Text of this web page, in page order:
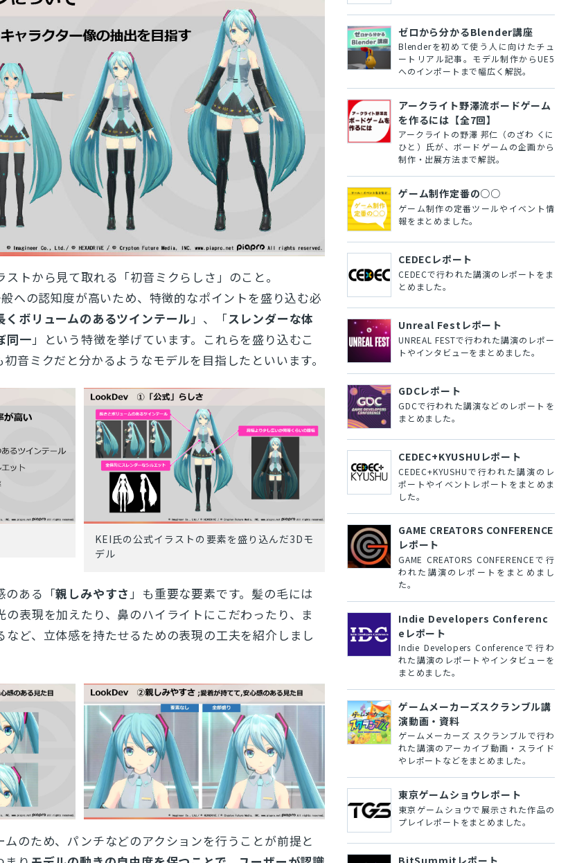
ストから見て取れる「初音ミクらしさ」のこと。
への認知度が高いため、特徴的なポイントを盛り込む必
くボリュームのあるツインテール」、「スレンダーな体
同一」という特徴を挙げています。これらを盛り込むこ
音ミクだと分かるようなモデルを目指したといいます。
KEI氏の公式イラストの要素を盛り込んだ3Dモ
デル
のある「親しみやすさ」も重要な要素です。髪の毛には
表現を加えたり、鼻のハイライトにこだわったり、ま
ど、立体感を持たせるための表現の工夫を紹介しまし
のため、パンチなどのアクションを行うことが前提と
ゼロから分かるBlender講座
Blenderを初めて使う人に向けたチュ
ートリアル記事。モデル制作からUE5
へのインポートまで幅広く解説。
アークライト野澤流ボードゲーム
を作るには【全7回】
アークライトの野澤 邦仁（のざわ くに
ひと）氏が、ボードゲームの企画から
制作・出展方法まで解説。
ゲーム制作定番の○○
ゲーム制作の定番ツールやイベント情
報をまとめました。
CEDECレポート
CEDECで行われた講演のレポートをま
とめました。
Unreal Festレポート
UNREAL FESTで行われた講演のレポー
トやインタビューをまとめました。
GDCレポート
GDCで行われた講演などのレポートを
まとめました。
CEDEC+KYUSHUレポート
CEDEC+KYUSHUで行われた講演のレ
ポートやイベントレポートをまとめま
した。
GAME CREATORS CONFERENCE
レポート
GAME CREATORS CONFERENCEで行
われた講演のレポートをまとめまし
た。
Indie Developers Conferenc
eレポート
Indie Developers Conferenceで行わ
れた講演のレポートやインタビューを
まとめました。
ゲームメーカーズスクランブル講
演動画・資料
ゲームメーカーズ スクランブルで行わ
れた講演のアーカイブ動画・スライド
やレポートなどをまとめました。
東京ゲームショウレポート
東京ゲームショウで展示された作品の
プレイレポートをまとめました。
BitSummitレポート